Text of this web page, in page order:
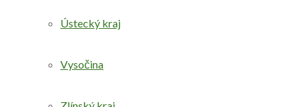
Ústecký kraj
Vysočina